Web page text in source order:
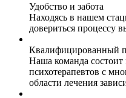
Удобство и забота
Находясь в нашем
довериться процессу
Квалифицированный
Наша команда
психотерапевтов с
области лечения